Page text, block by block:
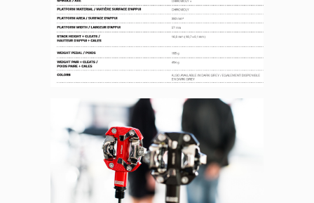
Panneau de gestion des
En autorisant ces services tiers, vous acceptez le dépôt et la
lecture de cookies et l'utilisation de technologies de suivi
nécessaires à leur bon fonctionnement.
Politique de confidentialité